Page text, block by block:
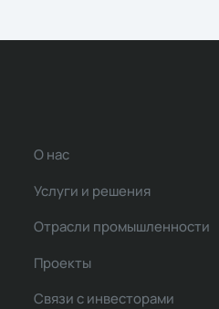
О нас
Услуги и решения
Отрасли промышленности
Проекты
Связи с инвесторами